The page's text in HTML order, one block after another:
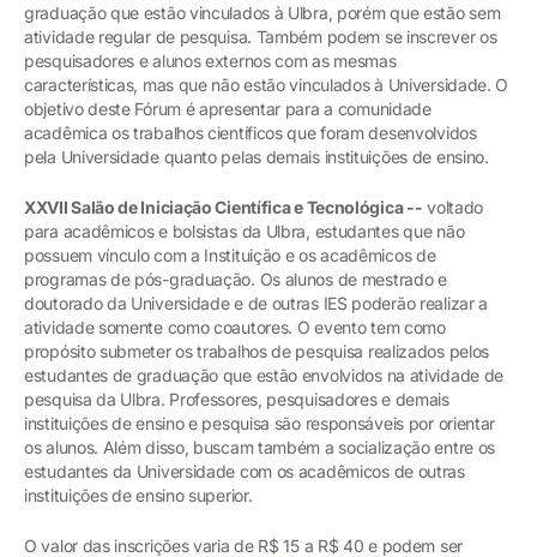
graduação que estão vinculados à Ulbra, porém que estão sem
atividade regular de pesquisa. Também podem se inscrever os
pesquisadores e alunos externos com as mesmas
características, mas que não estão vinculados à Universidade. O
objetivo deste Fórum é apresentar para a comunidade
acadêmica os trabalhos científicos que foram desenvolvidos
pela Universidade quanto pelas demais instituições de ensino.
XXVII Salão de Iniciação Científica e Tecnológica -- voltado
para acadêmicos e bolsistas da Ulbra, estudantes que não
possuem vínculo com a Instituição e os acadêmicos de
programas de pós-graduação. Os alunos de mestrado e
doutorado da Universidade e de outras IES poderão realizar a
atividade somente como coautores. O evento tem como
propósito submeter os trabalhos de pesquisa realizados pelos
estudantes de graduação que estão envolvidos na atividade de
pesquisa da Ulbra. Professores, pesquisadores e demais
instituições de ensino e pesquisa são responsáveis por orientar
os alunos. Além disso, buscam também a socialização entre os
estudantes da Universidade com os acadêmicos de outras
instituições de ensino superior.
O valor das inscrições varia de R$ 15 a R$ 40 e podem ser